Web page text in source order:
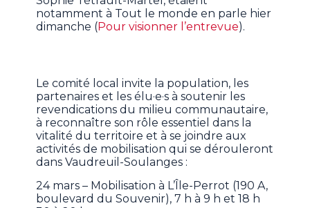
notamment à Tout le monde en parle hier
dimanche (Pour visionner l’entrevue).
Le comité local invite la population, les
partenaires et les élu·e·s à soutenir les
revendications du milieu communautaire,
à reconnaître son rôle essentiel dans la
vitalité du territoire et à se joindre aux
activités de mobilisation qui se dérouleront
dans Vaudreuil-Soulanges :
24 mars – Mobilisation à L’Île-Perrot (190 A,
boulevard du Souvenir), 7 h à 9 h et 18 h